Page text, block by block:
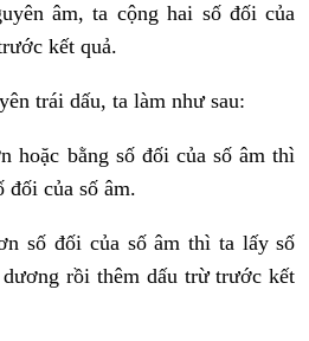
âm, ta cộng hai số đối của
kết quả.
trái dấu, ta làm như sau:
hoặc bằng số đối của số âm thì
đối của số âm.
số đối của số âm thì ta lấy số
rồi thêm dấu trừ trước kết